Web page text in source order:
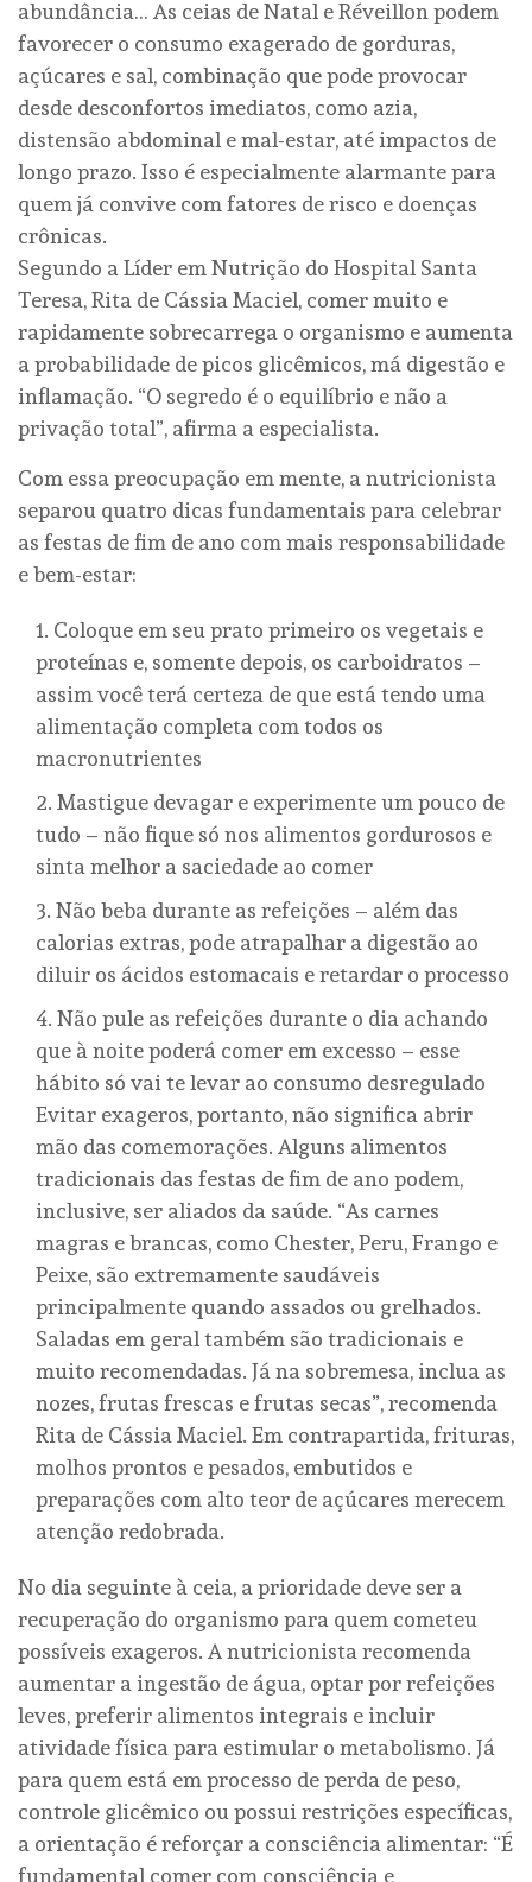
abundância… As ceias de Natal e Réveillon podem
favorecer o consumo exagerado de gorduras,
açúcares e sal, combinação que pode provocar
desde desconfortos imediatos, como azia,
distensão abdominal e mal-estar, até impactos de
longo prazo. Isso é especialmente alarmante para
quem já convive com fatores de risco e doenças
crônicas.
Segundo a Líder em Nutrição do Hospital Santa
Teresa, Rita de Cássia Maciel, comer muito e
rapidamente sobrecarrega o organismo e aumenta
a probabilidade de picos glicêmicos, má digestão e
inflamação. “O segredo é o equilíbrio e não a
privação total”, afirma a especialista.
Com essa preocupação em mente, a nutricionista
separou quatro dicas fundamentais para celebrar
as festas de fim de ano com mais responsabilidade
e bem-estar:
Coloque em seu prato primeiro os vegetais e
proteínas e, somente depois, os carboidratos –
assim você terá certeza de que está tendo uma
alimentação completa com todos os
macronutrientes
Mastigue devagar e experimente um pouco de
tudo – não fique só nos alimentos gordurosos e
sinta melhor a saciedade ao comer
Não beba durante as refeições – além das
calorias extras, pode atrapalhar a digestão ao
diluir os ácidos estomacais e retardar o processo
Não pule as refeições durante o dia achando
que à noite poderá comer em excesso – esse
hábito só vai te levar ao consumo desregulado
Evitar exageros, portanto, não significa abrir
mão das comemorações. Alguns alimentos
tradicionais das festas de fim de ano podem,
inclusive, ser aliados da saúde. “As carnes
magras e brancas, como Chester, Peru, Frango e
Peixe, são extremamente saudáveis
principalmente quando assados ou grelhados.
Saladas em geral também são tradicionais e
muito recomendadas. Já na sobremesa, inclua as
nozes, frutas frescas e frutas secas”, recomenda
Rita de Cássia Maciel. Em contrapartida, frituras,
molhos prontos e pesados, embutidos e
preparações com alto teor de açúcares merecem
atenção redobrada.
No dia seguinte à ceia, a prioridade deve ser a
recuperação do organismo para quem cometeu
possíveis exageros. A nutricionista recomenda
aumentar a ingestão de água, optar por refeições
leves, preferir alimentos integrais e incluir
atividade física para estimular o metabolismo. Já
para quem está em processo de perda de peso,
controle glicêmico ou possui restrições específicas,
a orientação é reforçar a consciência alimentar: “É
fundamental comer com consciência e